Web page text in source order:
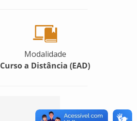
Modalidade
Curso a Distância (EAD)